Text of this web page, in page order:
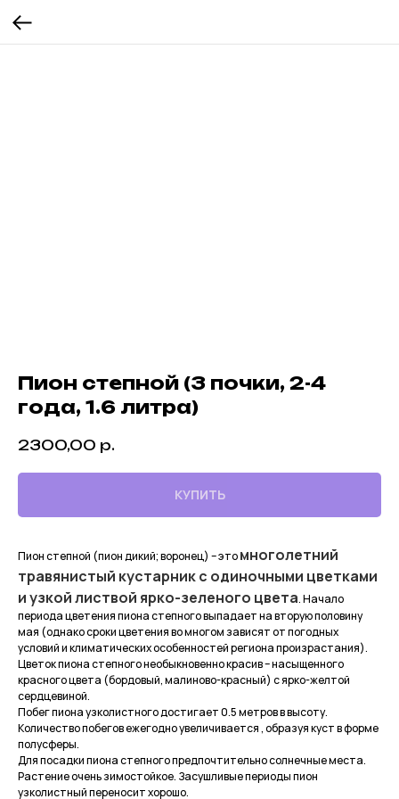
Пион степной (3 почки, 2-4
года, 1.6 литра)
2300,00 р.
КУПИТЬ
Пион степной (пион дикий; воронец) – этомноголетний
травянистый кустарник с одиночными цветками
и узкой листвой ярко-зеленого цвета. Начало
периода цветения пиона степного выпадает на вторую половину
мая (однако сроки цветения во многом зависят от погодных
условий и климатических особенностей региона произрастания).
Цветок пиона степного необыкновенно красив – насыщенного
красного цвета (бордовый, малиново-красный) с ярко-желтой
сердцевиной.
Побег пиона узколистного достигает 0.5 метров в высоту.
Количество побегов ежегодно увеличивается , образуя куст в форме
полусферы.
Для посадки пиона степного предпочтительно солнечные места.
Растение очень зимостойкое. Засушливые периоды пион
узколистный переносит хорошо.